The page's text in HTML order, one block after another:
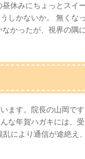
昼休みにちょっとス
しかないか。 無くな
かったが、視界の隅
ます。院長の山岡で
な年賀ハガキには、
乱により通信が途絶え